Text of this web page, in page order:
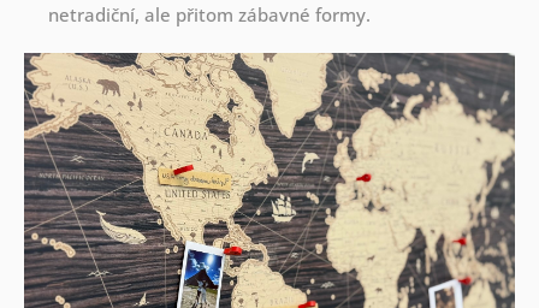
netradiční, ale přitom zábavné formy.